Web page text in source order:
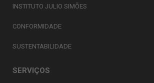
INSTITUTO JULIO SIMÕES
CONFORMIDADE
SUSTENTABILIDADE
SERVIÇOS